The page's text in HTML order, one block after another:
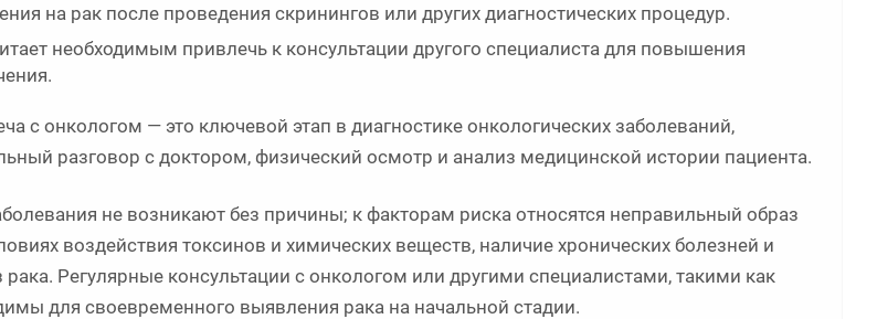
на рак после проведения скринингов или других диагностических процедур.
необходимым привлечь к консультации другого специалиста для повышения
с онкологом — это ключевой этап в диагностике онкологических заболеваний,
разговор с доктором, физический осмотр и анализ медицинской истории пациента.
не возникают без причины; к факторам риска относятся неправильный образ
воздействия токсинов и химических веществ, наличие хронических болезней и
Регулярные консультации с онкологом или другими специалистами, такими как
для своевременного выявления рака на начальной стадии.